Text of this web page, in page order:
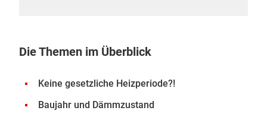
Die Themen im Überblick
Keine gesetzliche Heizperiode?!
Baujahr und Dämmzustand